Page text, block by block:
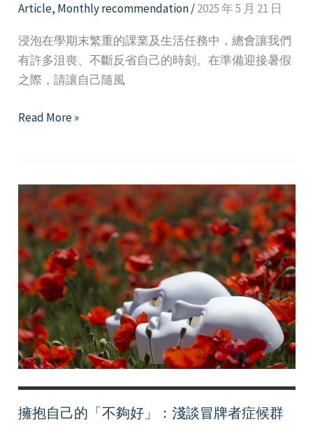
Article, Monthly recommendation/2025 年 5 月 21 日
浸泡在學期末繁重的課業及生活任務中，總會讓我們
有許多沮喪、不斷反省自己的時刻。在準備迎接暑假
之際，請讓自己隨風
2025
精
選
好
文
Read More »
擁抱自己的「不夠好」：淺談冒牌者症候群